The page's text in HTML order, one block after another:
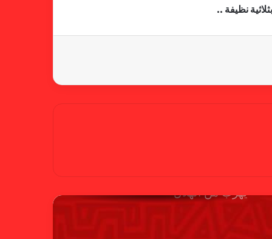
نظيفة ..
كاميرا خفية.. الهلال يخدع أنصاره
شكوى الهلال.. خطوة مريخية وغضب
بسبب “الصفر الدولي” .. ريجيكامب
يهرب من الهلال